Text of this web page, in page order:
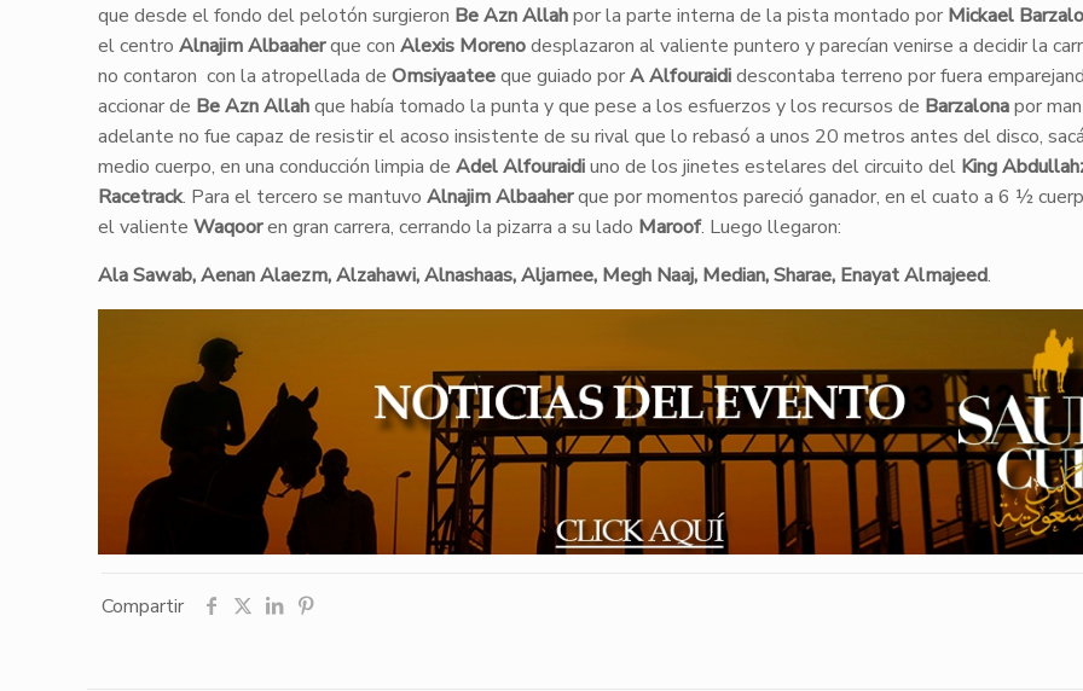
que desde el fondo del pelotón surgieron Be Azn Allahpor la parte interna de la pista montado por Mickael
el centro Alnajim Albaaherque con Alexis Morenodesplazaron al valiente puntero y parecían venirse a decidir la
no contaron con la atropellada de Omsiyaateeque guiado porA Alfouraididescontaba terreno por fuera
accionar de Be Azn Allahque había tomado la punta y que pese a los esfuerzos y los recursos de Barzalonapor
adelante no fue capaz de resistir el acoso insistente de su rival que lo rebasó a unos 20 metros antes del disco,
medio cuerpo, en una conducción limpia de Adel Alfouraidiuno de los jinetes estelares del circuito del King
Racetrack. Para el tercero se mantuvo Alnajim Albaaherque por momentos pareció ganador, en el cuato a 6 ½
el valiente Waqooren gran carrera, cerrando la pizarra a su lado Maroof. Luego llegaron:
Ala Sawab, Aenan Alaezm, Alzahawi, Alnashaas, Aljamee, Megh Naaj, Median, Sharae, Enayat Almajeed.
Compartir